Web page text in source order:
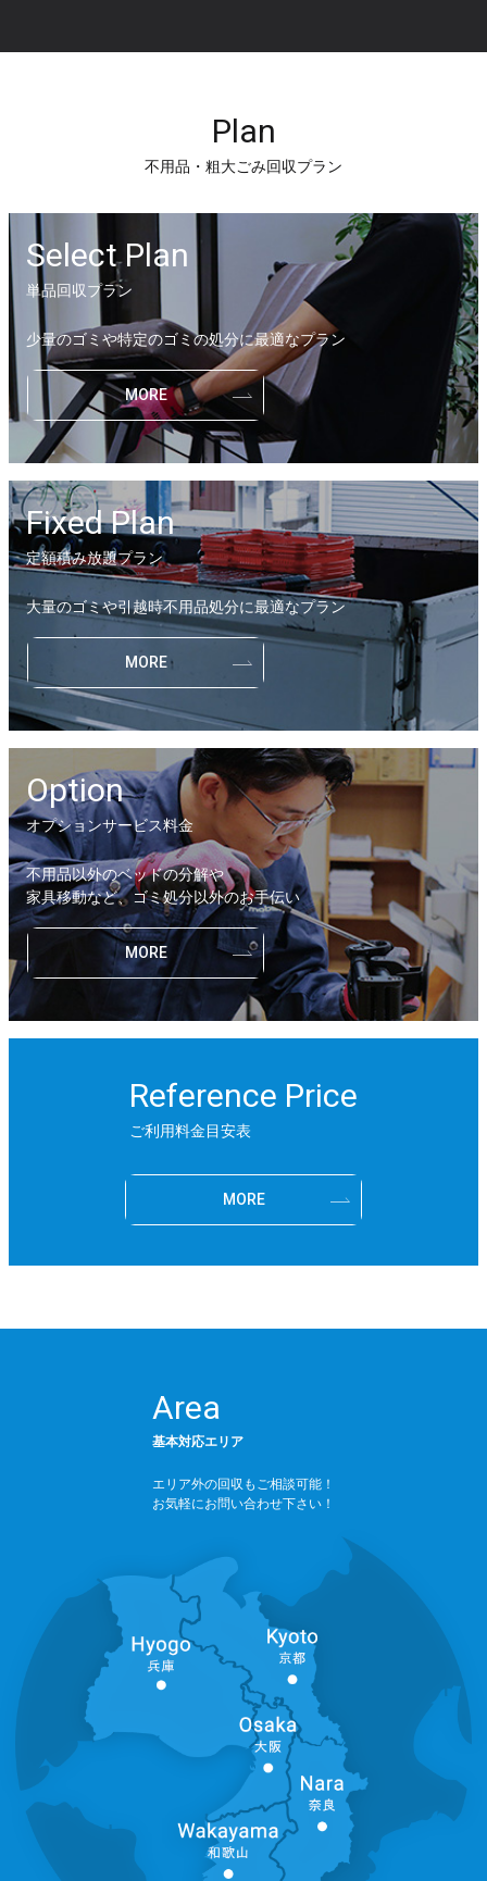
Plan
不用品・粗大ごみ回収プラン
Select Plan
単品回収プラン
少量のゴミや特定のゴミの処分に最適なプラン
MORE
Fixed Plan
定額積み放題プラン
大量のゴミや引越時不用品処分に最適なプラン
MORE
Option
オプションサービス料金
不用品以外のベッドの分解や
家具移動など、ゴミ処分以外のお手伝い
MORE
Reference Price
ご利用料金目安表
MORE
Area
基本対応エリア
エリア外の回収もご相談可能！
お気軽にお問い合わせ下さい！